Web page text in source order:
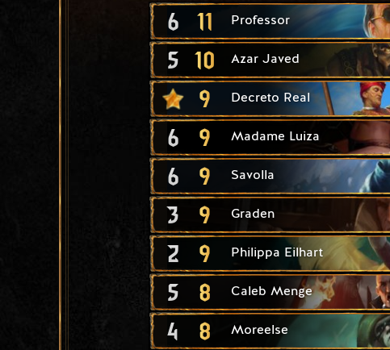
6 11 Professor
5 10 Azar Javed
9 Decreto Real
6 9 Madame Luiza
6 9 Savolla
3 9 Graden
2 9 Philippa Eilhart
5 8 Caleb Menge
4 8 Moreelse